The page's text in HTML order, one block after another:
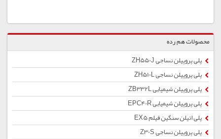
محصولات هم رده
پلی پروپیلن نساجی ZH550J
پلی پروپیلن نساجی ZH510L
پلی پروپیلن شیمیایی ZB332L
پلی پروپیلن شیمیایی EPC40R
پلی اتیلن سنگین فیلم EX5
پلی پروپیلن نساجی Z30S